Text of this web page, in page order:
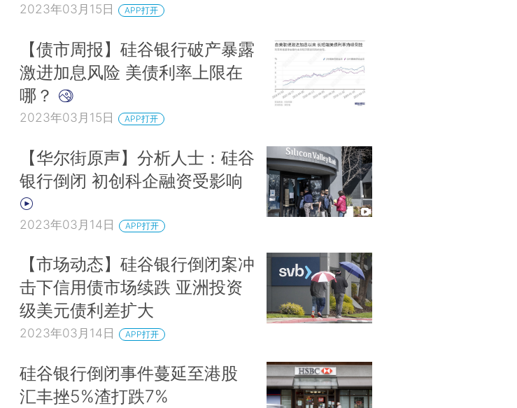
2023年03月15日 APP打开
【债市周报】硅谷银行破产暴露
激进加息风险 美债利率上限在
哪？
2023年03月15日 APP打开
【华尔街原声】分析人士：硅谷
银行倒闭 初创科企融资受影响
2023年03月14日 APP打开
【市场动态】硅谷银行倒闭案冲
击下信用债市场续跌 亚洲投资
级美元债利差扩大
2023年03月14日 APP打开
硅谷银行倒闭事件蔓延至港股
汇丰挫5%渣打跌7%